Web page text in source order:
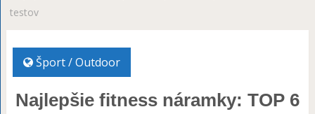
testov
Šport / Outdoor
Najlepšie fitness náramky: TOP 6